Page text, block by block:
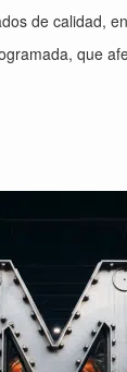
de calidad,
que